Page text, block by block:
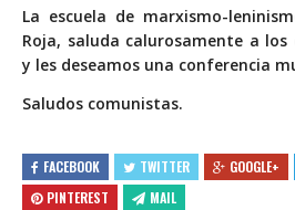
La escuela de marxismo-
Roja, saluda calurosamente a los
y les deseamos una conferencia
Saludos comunistas.
FACEBOOK TWITTER GOOGLE+
PINTEREST
MAIL